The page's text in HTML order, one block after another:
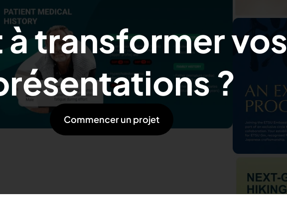
à transformer vos
?
Commencer un projet